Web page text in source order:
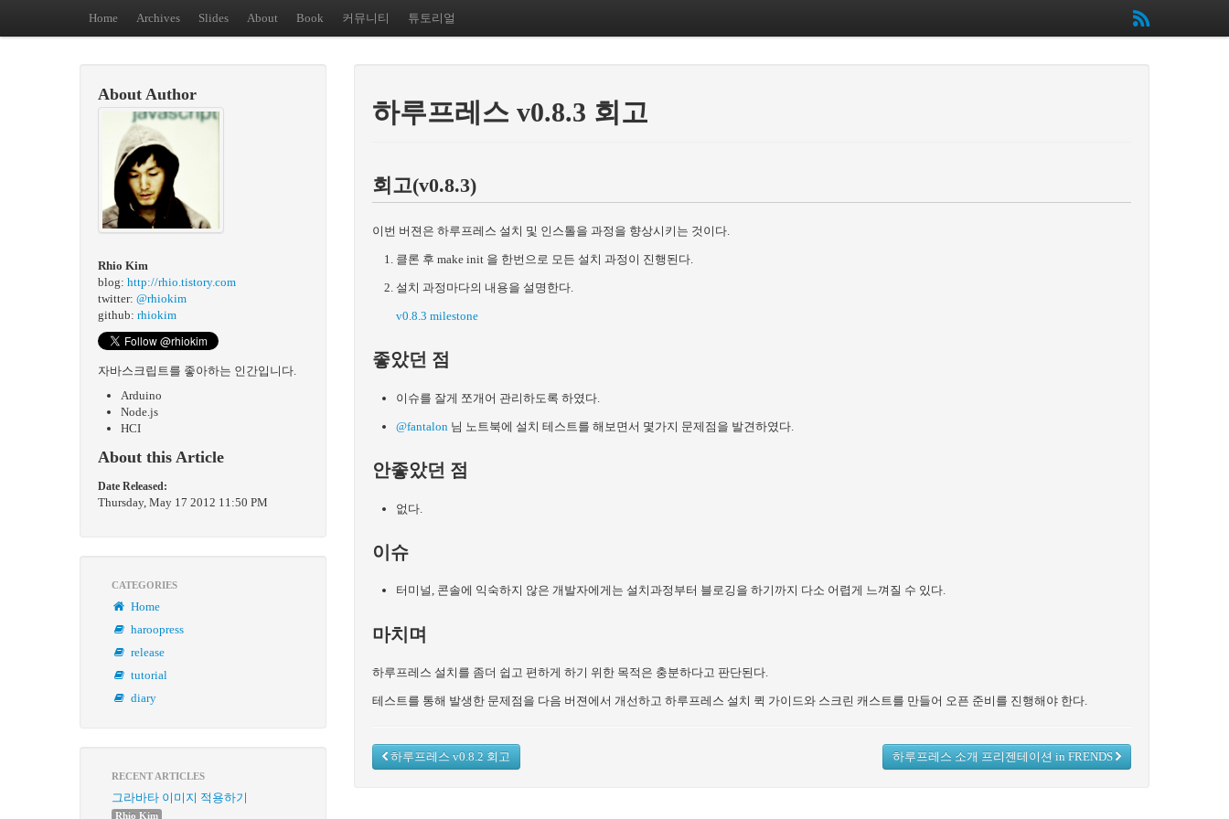
Home Archives Slides About Book 커뮤니티 튜토리얼
About Author
Rhio Kim
blog: http://rhio.tistory.com
twitter: @rhiokim
github: rhiokim
자바스크립트를 좋아하는 인간입니다.
Arduino
Node.js
HCI
About this Article
Date Released:
Thursday, May 17 2012 11:50 PM
CATEGORIES
Home
haroopress
release
tutorial
diary
RECENT ARTICLES
그라바타 이미지 적용하기
Rhio Kim
하루프레스 v0.8.3 회고
회고(v0.8.3)
이번 버젼은 하루프레스 설치 및 인스톨을 과정을 향상시키는 것이다.
클론 후 make init 을 한번으로 모든 설치 과정이 진행된다.
설치 과정마다의 내용을 설명한다.
v0.8.3 milestone
좋았던 점
이슈를 잘게 쪼개어 관리하도록 하였다.
@fantalon 님 노트북에 설치 테스트를 해보면서 몇가지 문제점을 발견하였다.
안좋았던 점
없다.
이슈
터미널, 콘솔에 익숙하지 않은 개발자에게는 설치과정부터 블로깅을 하기까지 다소 어렵게 느껴질 수 있다.
마치며
하루프레스 설치를 좀더 쉽고 편하게 하기 위한 목적은 충분하다고 판단된다.
테스트를 통해 발생한 문제점을 다음 버젼에서 개선하고 하루프레스 설치 퀵 가이드와 스크린 캐스트를 만들어 오픈 준비를 진행해야 한다.
하루프레스 소개 프리젠테이션 in FRENDS
하루프레스 v0.8.2 회고